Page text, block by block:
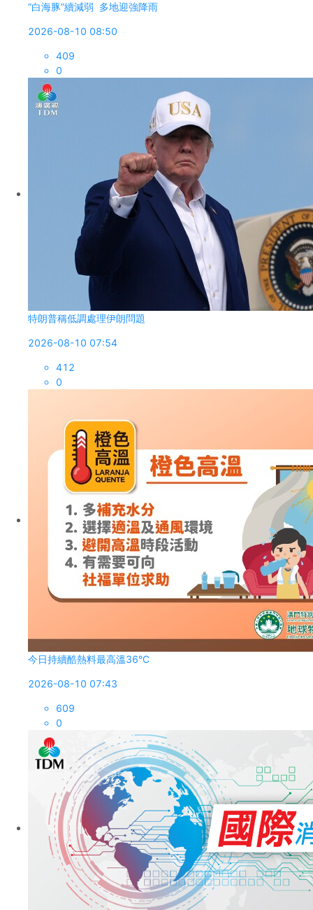
“白海豚”續減弱 多地迎強降雨
2026-08-10 08:50
409
0
特朗普稱低調處理伊朗問題
2026-08-10 07:54
412
0
今日持續酷熱料最高溫36°C
2026-08-10 07:43
609
0